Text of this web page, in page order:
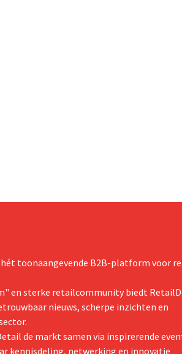
hét toonaangevende B2B-platform voor
en sterke retailcommunity biedt
nieuws, scherpe inzichten en
de markt samen via inspirerende
kennisdeling, netwerking en innovatie